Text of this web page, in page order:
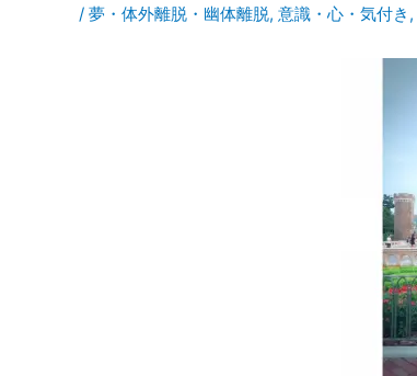
/ 夢・体外離脱・幽体離脱, 意識・心・気付き ,